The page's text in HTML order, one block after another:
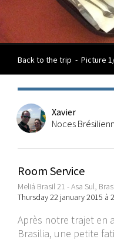
Back to the trip - Picture
Xavier
Noces
Room Service
Meliá Brasil 21 - Asa Sul,
Thursday 22 january 2015 à
Après notre trajet en
Brasilia, une petite